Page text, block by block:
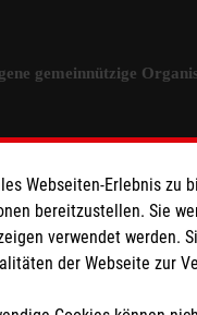
gemeinnützige
Webseiten-Erlebnis
bereitzustellen. Sie
verwendet werden.
der Webseite zur